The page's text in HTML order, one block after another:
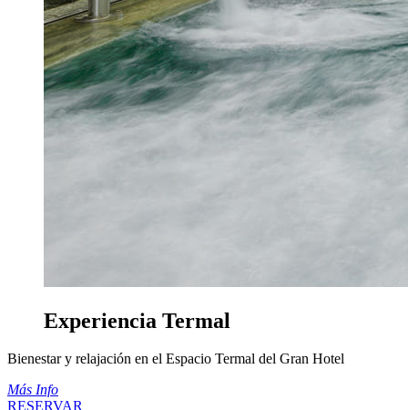
Experiencia Termal
Bienestar y relajación en el Espacio Termal del Gran Hotel
Más Info
RESERVAR